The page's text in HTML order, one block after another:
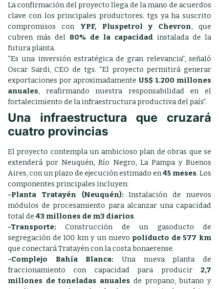
La confirmación del proyecto llega de la mano de acuerdos
clave con los principales productores. tgs ya ha suscrito
compromisos con YPF, Pluspetrol y Chevron, que
cubren más del 80% de la capacidad instalada de la
futura planta.
“Es una inversión estratégica de gran relevancia”, señaló
Oscar Sardi, CEO de tgs. “El proyecto permitirá generar
exportaciones por aproximadamenteUS$ 1.200 millones
anuales, reafirmando nuestra responsabilidad en el
fortalecimiento de la infraestructura productiva del país”.
Una infraestructura que cruzará
cuatro provincias
El proyecto contempla un ambicioso plan de obras que se
extenderá por Neuquén, Río Negro, La Pampa y Buenos
Aires, con un plazo de ejecución estimado en45 meses. Los
componentes principales incluyen:
-Planta Tratayén (Neuquén): Instalación de nuevos
módulos de procesamiento para alcanzar una capacidad
total de 43 millones de m3 diarios.
-Transporte: Construcción de un gasoducto de
segregación de 100 km y un nuevo poliducto de 577 km
que conectará Tratayén con la costa bonaerense.
-Complejo Bahía Blanca: Una nueva planta de
fraccionamiento con capacidad para producir 2,7
millones de toneladas anuales de propano, butano y